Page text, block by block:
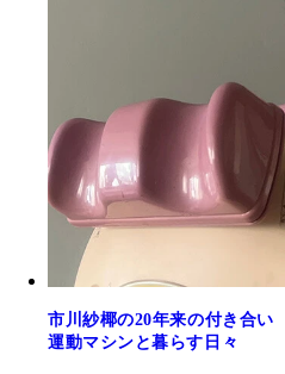
市川紗椰の20年来の付き合
運動マシンと暮らす日々